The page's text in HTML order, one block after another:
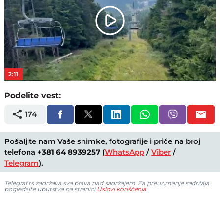
Play
Video
2:11
Podelite vest:
174
Pošaljite nam Vaše snimke, fotografije i priče na broj
telefona +381 64 8939257 (WhatsApp /Viber /
Telegram).
Telegraf.rs zadržava sva prava nad sadržajem. Za preuzimanje sadržaja
pogledajte uputstva na stranici Uslovi korišćenja.